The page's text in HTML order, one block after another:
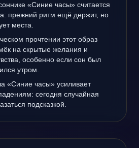
«Синие часы» считается
прежний ритм ещё держит, но
места.
прочтении этот образ
на скрытые желания и
особенно если сон был
утром.
«Синие часы» усиливает
сегодня случайная
подсказкой.